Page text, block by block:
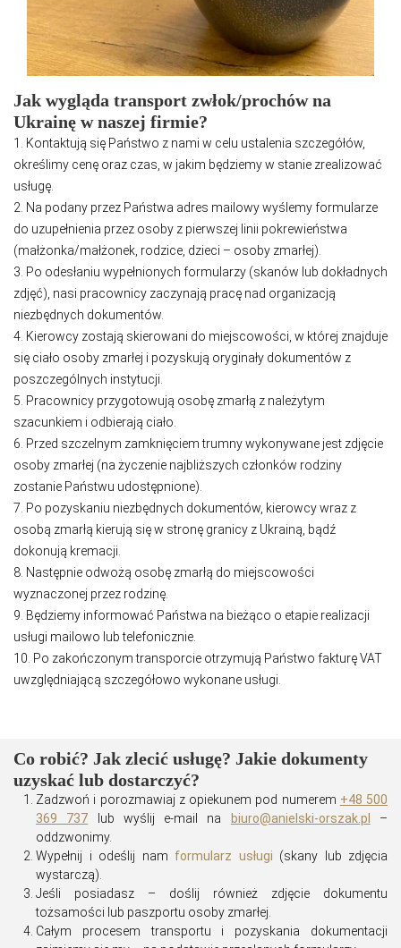
Jak wygląda transport zwłok/prochów na
Ukrainę w naszej firmie?
1. Kontaktują się Państwo z nami w celu ustalenia szczegółów,
określimy cenę oraz czas, w jakim będziemy w stanie zrealizować
usługę.
2. Na podany przez Państwa adres mailowy wyślemy formularze
do uzupełnienia przez osoby z pierwszej linii pokrewieństwa
(małżonka/małżonek, rodzice, dzieci – osoby zmarłej).
3. Po odesłaniu wypełnionych formularzy (skanów lub dokładnych
zdjęć), nasi pracownicy zaczynają pracę nad organizacją
niezbędnych dokumentów.
4. Kierowcy zostają skierowani do miejscowości, w której znajduje
się ciało osoby zmarłej i pozyskują oryginały dokumentów z
poszczególnych instytucji.
5. Pracownicy przygotowują osobę zmarłą z należytym
szacunkiem i odbierają ciało.
6. Przed szczelnym zamknięciem trumny wykonywane jest zdjęcie
osoby zmarłej (na życzenie najbliższych członków rodziny
zostanie Państwu udostępnione).
7. Po pozyskaniu niezbędnych dokumentów, kierowcy wraz z
osobą zmarłą kierują się w stronę granicy z Ukrainą, bądź
dokonują kremacji.
8. Następnie odwożą osobę zmarłą do miejscowości
wyznaczonej przez rodzinę.
9. Będziemy informować Państwa na bieżąco o etapie realizacji
usługi mailowo lub telefonicznie.
10. Po zakończonym transporcie otrzymują Państwo fakturę VAT
uwzględniającą szczegółowo wykonane usługi.
Co robić? Jak zlecić usługę? Jakie dokumenty
uzyskać lub dostarczyć?
Zadzwoń i porozmawiaj z opiekunem pod numerem +48 500
369 737 lub wyślij e-mail na biuro@anielski-orszak.pl
–
oddzwonimy.
Wypełnij i odeślij nam formularz usługi (skany lub zdjęcia
wystarczą).
Jeśli posiadasz – doślij również zdjęcie dokumentu
tożsamości lub paszportu osoby zmarłej.
Całym procesem transportu i pozyskania dokumentacji